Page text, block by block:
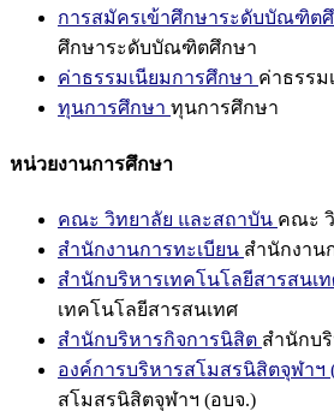
การสมัครเข้าศึกษาระดับบัณฑิต
ศึกษาระดับบัณฑิตศึกษา
ค่าธรรมเนียมการศึกษา ค่าธรรม
ทุนการศึกษา ทุนการศึกษา
หน่วยงานการศึกษา
คณะ วิทยาลัย และสถาบัน คณะ
สำนักงานการทะเบียน สำนักงาน
สำนักบริหารเทคโนโลยีสารสนเ
เทคโนโลยีสารสนเทศ
สำนักบริหารกิจการนิสิต สำนักบ
องค์การบริหารสโมสรนิสิตจุฬาฯ
สโมสรนิสิตจุฬาฯ (อบจ.)